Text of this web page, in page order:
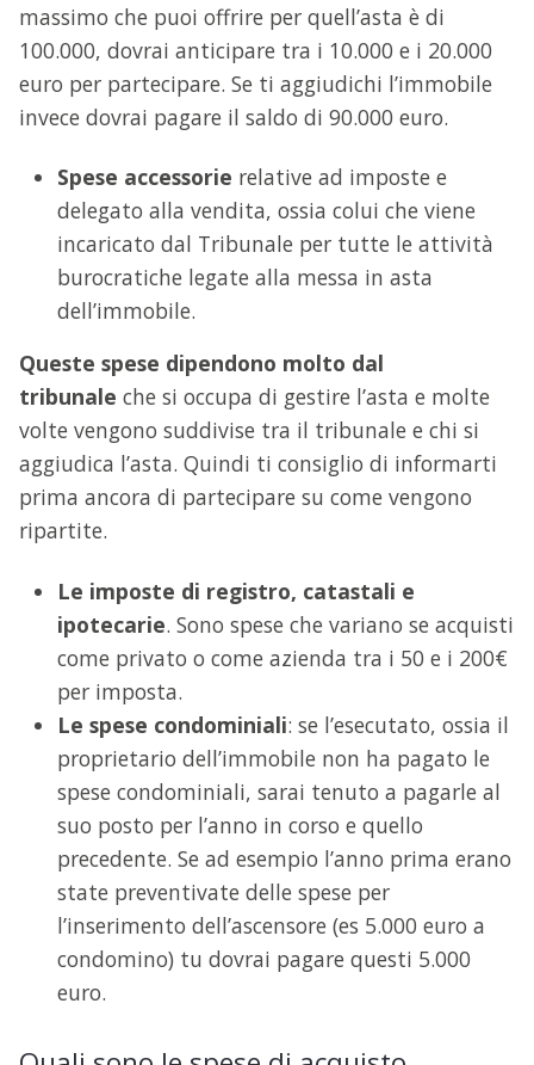
massimo che puoi offrire per quell’asta è di
100.000, dovrai anticipare tra i 10.000 e i 20.000
euro per partecipare. Se ti aggiudichi l’immobile
invece dovrai pagare il saldo di 90.000 euro.
Spese accessorie relative ad imposte e
delegato alla vendita, ossia colui che viene
incaricato dal Tribunale per tutte le attività
burocratiche legate alla messa in asta
dell’immobile.
Queste spese dipendono molto dal
tribunale che si occupa di gestire l’asta e molte
volte vengono suddivise tra il tribunale e chi si
aggiudica l’asta. Quindi ti consiglio di informarti
prima ancora di partecipare su come vengono
ripartite.
Le imposte di registro, catastali e
ipotecarie. Sono spese che variano se acquisti
come privato o come azienda tra i 50 e i 200€
per imposta.
Le spese condominiali: se l’esecutato, ossia il
proprietario dell’immobile non ha pagato le
spese condominiali, sarai tenuto a pagarle al
suo posto per l’anno in corso e quello
precedente. Se ad esempio l’anno prima erano
state preventivate delle spese per
l’inserimento dell’ascensore (es 5.000 euro a
condomino) tu dovrai pagare questi 5.000
euro.